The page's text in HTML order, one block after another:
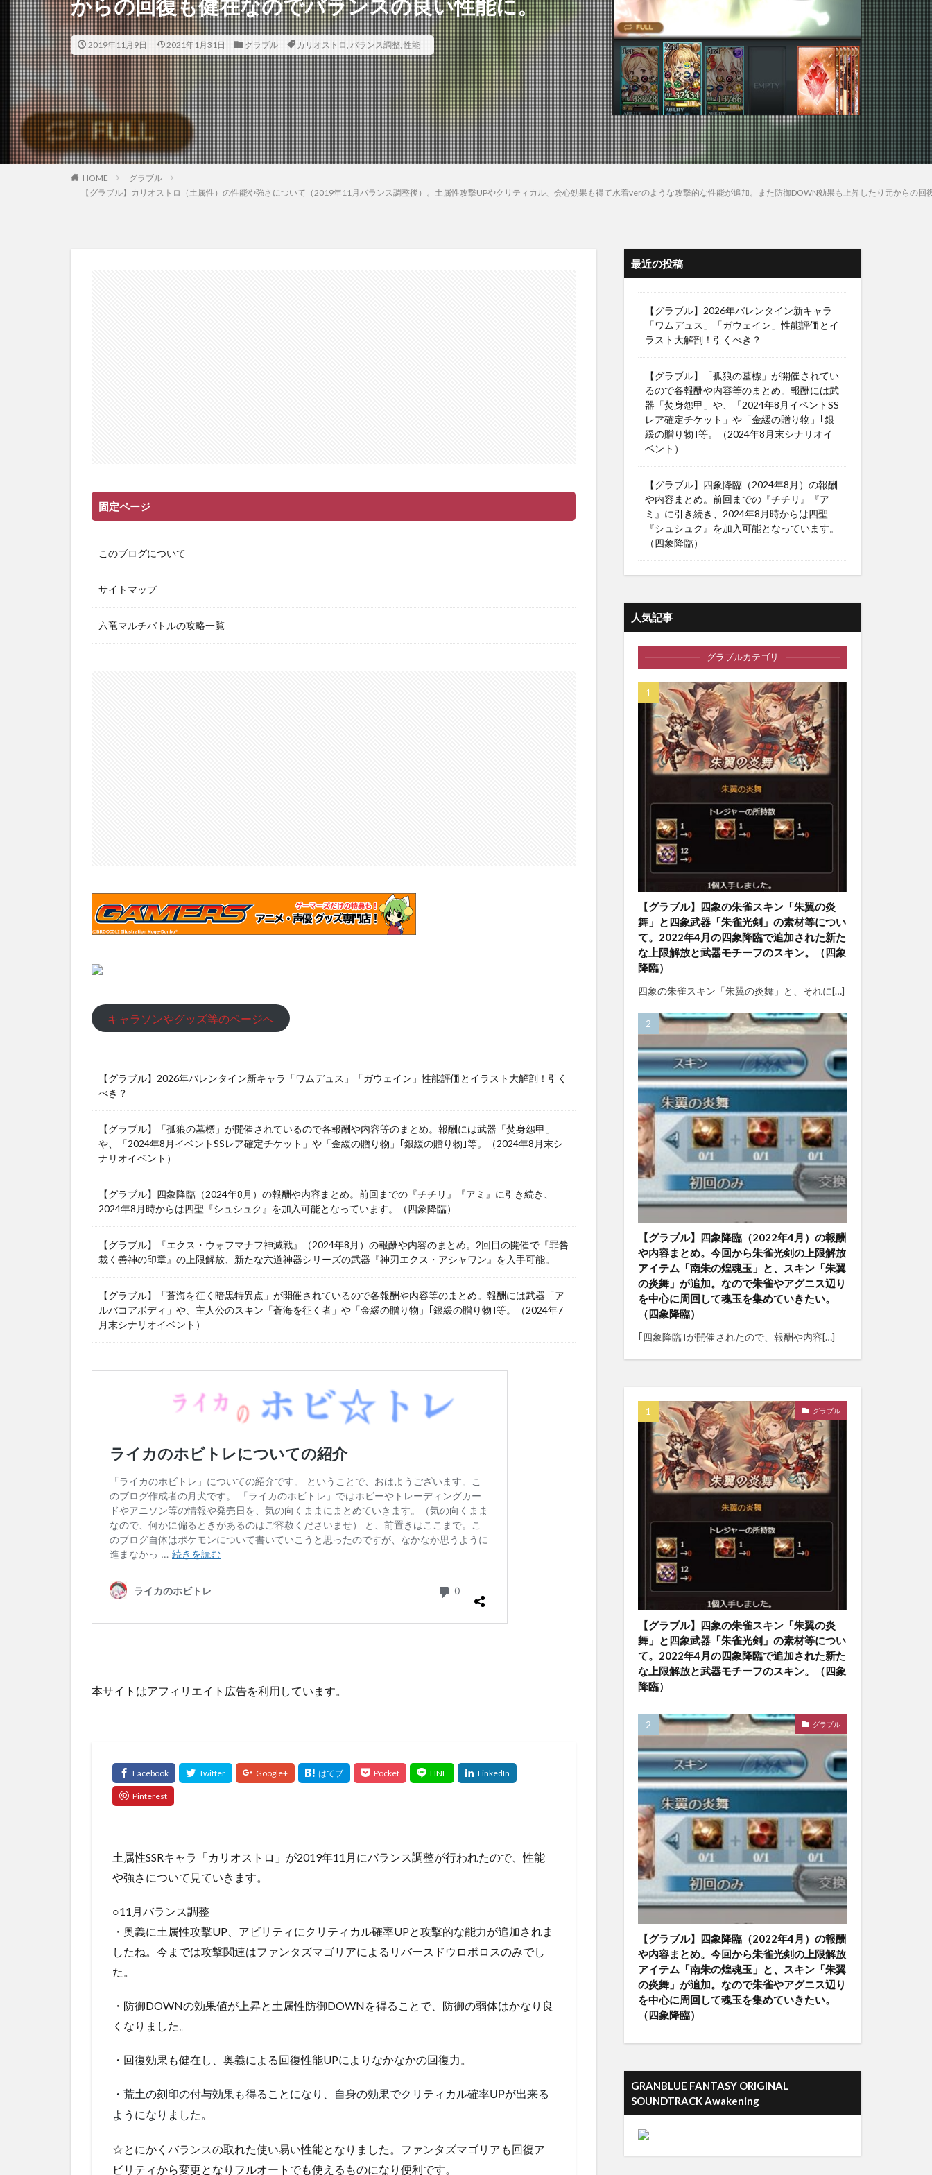
からの回復も健在なのでバランスの良い性能に。
2019年11月9日 2021年1月31日 グラブル カリオストロ, バランス調整, 性能
HOME
グラブル
【グラブル】カリオストロ（土属性）の性能や強さについて（2019年11月バランス調整後）。土属性攻撃UPやクリティカル、会心効果も得て水着verのような攻撃的な性能が追加。また防御DOWN効果も上昇したり元からの回
固定ページ
このブログについて
サイトマップ
六竜マルチバトルの攻略一覧
キャラソンやグッズ等のページへ
【グラブル】2026年バレンタイン新キャラ「ワムデュス」「ガウェイン」性能評価とイラスト大解剖！引く
べき？
【グラブル】「孤狼の墓標」が開催されているので各報酬や内容等のまとめ。報酬には武器「焚身怨甲」
や、「2024年8月イベントSSレア確定チケット」や「金緩の贈り物」｢銀緩の贈り物｣等。（2024年8月末シ
ナリオイベント）
【グラブル】四象降臨（2024年8月）の報酬や内容まとめ。前回までの『チチリ』『アミ』に引き続き、
2024年8月時からは四聖『シュシュク』を加入可能となっています。（四象降臨）
【グラブル】『エクス・ウォフマナフ神滅戦』（2024年8月）の報酬や内容のまとめ。2回目の開催で『罪咎
裁く善神の印章』の上限解放、新たな六道神器シリーズの武器『神刃エクス・アシャワン』を入手可能。
【グラブル】「蒼海を征く暗黒特異点」が開催されているので各報酬や内容等のまとめ。報酬には武器「ア
ルバコアボディ」や、主人公のスキン「蒼海を征く者」や「金緩の贈り物」｢銀緩の贈り物｣等。（2024年7
月末シナリオイベント）
本サイトはアフィリエイト広告を利用しています。
土属性SSRキャラ「カリオストロ」が2019年11月にバランス調整が行われたので、性能
や強さについて見ていきます。
○11月バランス調整
・奥義に土属性攻撃UP、アビリティにクリティカル確率UPと攻撃的な能力が追加されま
したね。今までは攻撃関連はファンタズマゴリアによるリバースドウロボロスのみでし
た。
・防御DOWNの効果値が上昇と土属性防御DOWNを得ることで、防御の弱体はかなり良
くなりました。
・回復効果も健在し、奥義による回復性能UPによりなかなかの回復力。
・荒土の刻印の付与効果も得ることになり、自身の効果でクリティカル確率UPが出来る
ようになりました。
☆とにかくバランスの取れた使い易い性能となりました。ファンタズマゴリアも回復ア
ビリティから変更となりフルオートでも使えるものになり便利です。
最近の投稿
【グラブル】2026年バレンタイン新キャラ
「ワムデュス」「ガウェイン」性能評価とイ
ラスト大解剖！引くべき？
【グラブル】「孤狼の墓標」が開催されてい
るので各報酬や内容等のまとめ。報酬には武
器「焚身怨甲」や、「2024年8月イベントSS
レア確定チケット」や「金緩の贈り物」｢銀
緩の贈り物｣等。（2024年8月末シナリオイ
ベント）
【グラブル】四象降臨（2024年8月）の報酬
や内容まとめ。前回までの『チチリ』『ア
ミ』に引き続き、2024年8月時からは四聖
『シュシュク』を加入可能となっています。
（四象降臨）
人気記事
グラブルカテゴリ
【グラブル】四象の朱雀スキン「朱翼の炎
舞」と四象武器「朱雀光剣」の素材等につい
て。2022年4月の四象降臨で追加された新た
な上限解放と武器モチーフのスキン。（四象
降臨）
四象の朱雀スキン「朱翼の炎舞」と、それに[…]
【グラブル】四象降臨（2022年4月）の報酬
や内容まとめ。今回から朱雀光剣の上限解放
アイテム「南朱の煌魂玉」と、スキン「朱翼
の炎舞」が追加。なので朱雀やアグニス辺り
を中心に周回して魂玉を集めていきたい。
（四象降臨）
｢四象降臨｣が開催されたので、報酬や内容[…]
グラブル
【グラブル】四象の朱雀スキン「朱翼の炎
舞」と四象武器「朱雀光剣」の素材等につい
て。2022年4月の四象降臨で追加された新た
な上限解放と武器モチーフのスキン。（四象
降臨）
グラブル
【グラブル】四象降臨（2022年4月）の報酬
や内容まとめ。今回から朱雀光剣の上限解放
アイテム「南朱の煌魂玉」と、スキン「朱翼
の炎舞」が追加。なので朱雀やアグニス辺り
を中心に周回して魂玉を集めていきたい。
（四象降臨）
GRANBLUE FANTASY ORIGINAL
SOUNDTRACK Awakening